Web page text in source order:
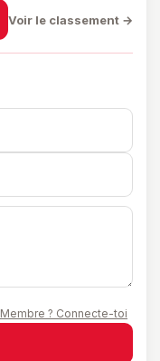
Voir le classement →
Membre ? Connecte-toi